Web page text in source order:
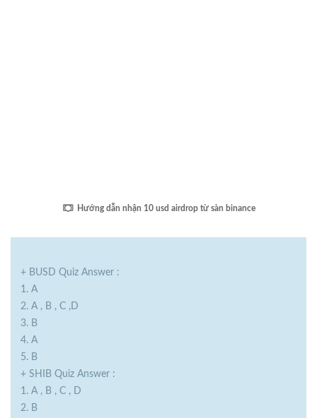
Hướng dẫn nhận 10 usd airdrop từ sàn binance
+ BUSD Quiz Answer :
1. A
2. A , B , C ,D
3. B
4. A
5. B
+ SHIB Quiz Answer :
1. A , B , C , D
2. B